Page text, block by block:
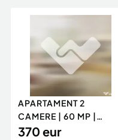
APARTAMENT 2
CAMERE | 60 MP |
GENERAL MOCIULSCHI
370 eur